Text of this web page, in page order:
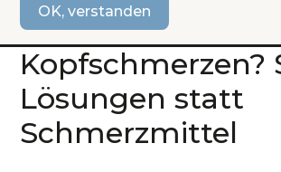
OK, verstanden
Was tun gegen
Kopfschmerzen?
Lösungen statt
Schmerzmittel